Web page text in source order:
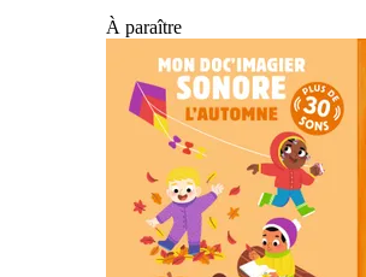
À paraître